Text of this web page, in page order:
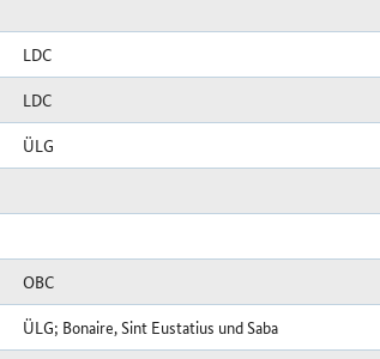
LDC
LDC
ÜLG
OBC
ÜLG; Bonaire, Sint Eustatius und Saba